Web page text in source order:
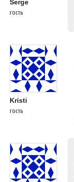
Serge
гость
Kristi
гость